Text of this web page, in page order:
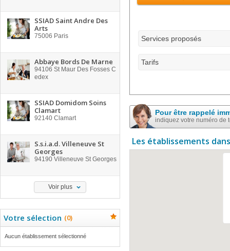
SSIAD Saint Andre Des
Arts
75006 Paris
Abbaye Bords De Marne
94106 St Maur Des Fosses C
edex
SSIAD Domidom Soins
Clamart
92140 Clamart
S.s.i.a.d. Villeneuve St
Georges
94190 Villeneuve St Georges
Voir plus
Votre sélection (0)
Aucun établissement sélectionné
Services proposés
Tarifs
Pour être rappelé
indiquez votre numéro de
Les établissements